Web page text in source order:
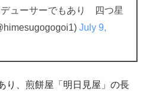
ューサーでもあり 四つ星
July 9,
り、煎餅屋「明日見屋」の長